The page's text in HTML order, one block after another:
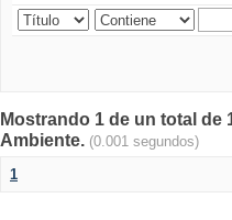
Mostrando 1 de un total
Ambiente. (0.001 segundos)
1